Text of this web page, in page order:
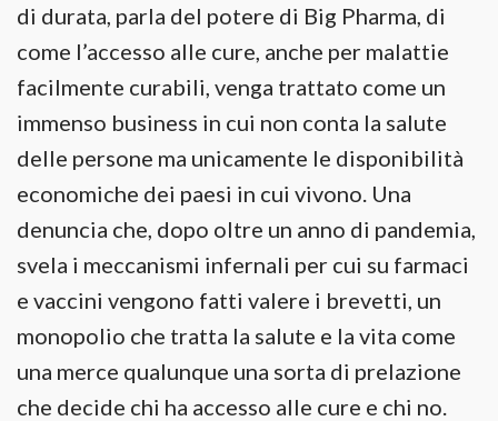
di durata, parla del potere di Big Pharma, di
come l’accesso alle cure, anche per malattie
facilmente curabili, venga trattato come un
immenso business in cui non conta la salute
delle persone ma unicamente le disponibilità
economiche dei paesi in cui vivono. Una
denuncia che, dopo oltre un anno di pandemia,
svela i meccanismi infernali per cui su farmaci
e vaccini vengono fatti valere i brevetti, un
monopolio che tratta la salute e la vita come
una merce qualunque una sorta di prelazione
che decide chi ha accesso alle cure e chi no.